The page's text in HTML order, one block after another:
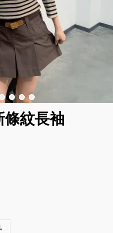
條紋長袖